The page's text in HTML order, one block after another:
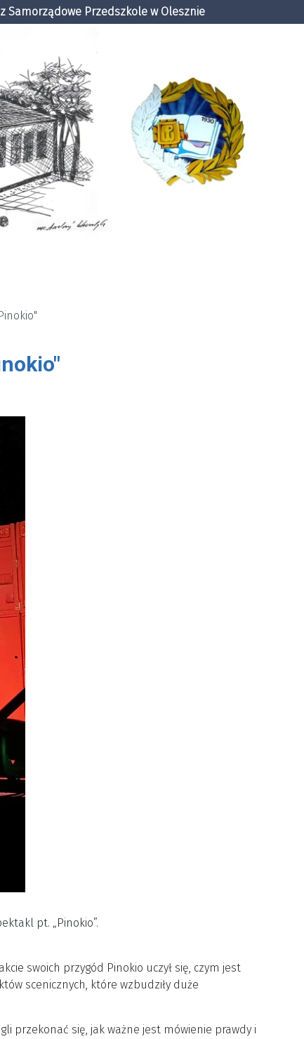
pt. „Pinokio”.
swoich przygód Pinokio uczył się, czym jest
scenicznych, które wzbudziły duże
przekonać się, jak ważne jest mówienie prawdy i
Samorządowe Przedszkole w Olesznie